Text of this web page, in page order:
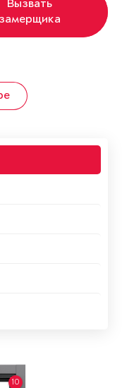
Вызвать
замерщика
10